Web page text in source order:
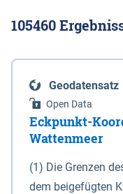
105460
Geodatensatz
Open Data
Eckpunkt-
Wattenmeer
(1) Die Grenzen
dem beigefügten